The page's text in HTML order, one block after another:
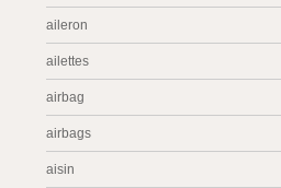
aileron
ailettes
airbag
airbags
aisin